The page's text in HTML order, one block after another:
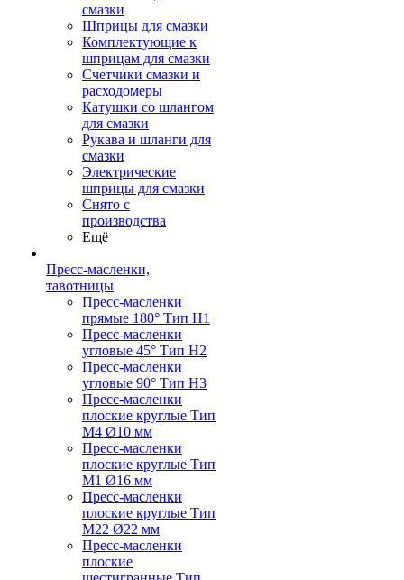
смазки
Шприцы для смазки
Комплектующие к
шприцам для смазки
Счетчики смазки и
расходомеры
Катушки со шлангом
для смазки
Рукава и шланги для
смазки
Электрические
шприцы для смазки
Снято с
производства
Ещё
Пресс-масленки,
тавотницы
Пресс-масленки
прямые 180° Тип H1
Пресс-масленки
угловые 45° Тип H2
Пресс-масленки
угловые 90° Тип H3
Пресс-масленки
плоские круглые Тип
M4 Ø10 мм
Пресс-масленки
плоские круглые Тип
M1 Ø16 мм
Пресс-масленки
плоские круглые Тип
M22 Ø22 мм
Пресс-масленки
плоские